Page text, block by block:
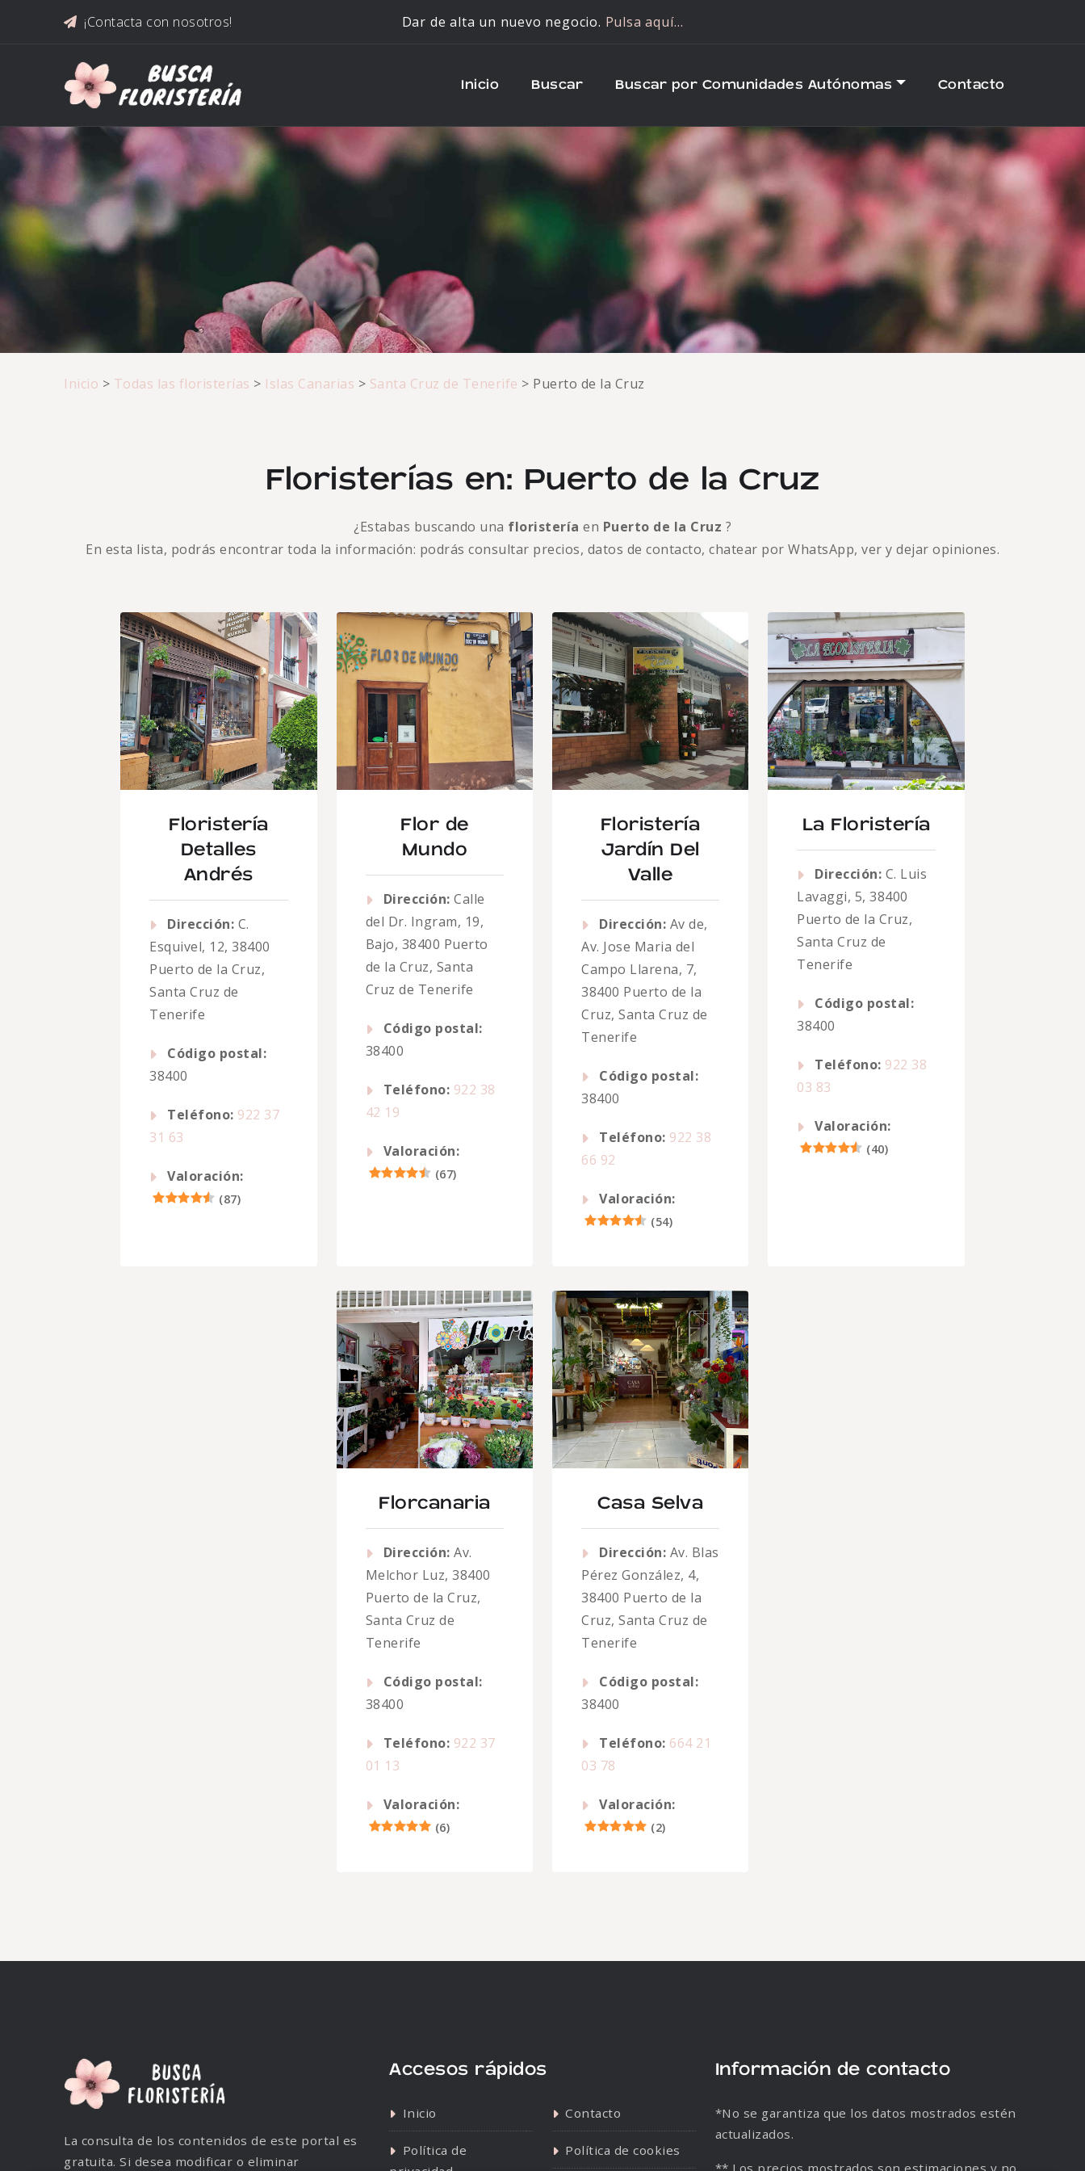
¡Contacta con nosotros! Dar de alta un nuevo negocio. Pulsa aquí…
Inicio Buscar Buscar por Comunidades Autónomas Contacto
Inicio > Todas las floristerías > Islas Canarias > Santa Cruz de Tenerife > Puerto de la Cruz
Floristerías en: Puerto de la Cruz
¿Estabas buscando una floristería en Puerto de la Cruz ?
En esta lista, podrás encontrar toda la información: podrás consultar precios, datos de contacto, chatear por WhatsApp, ver y dejar opiniones.
Floristería
Detalles
Andrés
Dirección: C.
Esquivel, 12, 38400
Puerto de la Cruz,
Santa Cruz de
Tenerife
Código postal:
38400
Teléfono: 922 37
31 63
Valoración:
(87)
Flor de
Mundo
Dirección: Calle
del Dr. Ingram, 19,
Bajo, 38400 Puerto
de la Cruz, Santa
Cruz de Tenerife
Código postal:
38400
Teléfono: 922 38
42 19
Valoración:
(67)
Floristería
Jardín Del
Valle
Dirección: Av de,
Av. Jose Maria del
Campo Llarena, 7,
38400 Puerto de la
Cruz, Santa Cruz de
Tenerife
Código postal:
38400
Teléfono: 922 38
66 92
Valoración:
(54)
La Floristería
Dirección: C. Luis
Lavaggi, 5, 38400
Puerto de la Cruz,
Santa Cruz de
Tenerife
Código postal:
38400
Teléfono: 922 38
03 83
Valoración:
(40)
Florcanaria
Dirección: Av.
Melchor Luz, 38400
Puerto de la Cruz,
Santa Cruz de
Tenerife
Código postal:
38400
Teléfono: 922 37
01 13
Valoración:
(6)
Casa Selva
Dirección: Av. Blas
Pérez González, 4,
38400 Puerto de la
Cruz, Santa Cruz de
Tenerife
Código postal:
38400
Teléfono: 664 21
03 78
Valoración:
(2)
La consulta de los contenidos de este portal es
gratuita. Si desea modificar o eliminar
Accesos rápidos
Inicio Contacto
Política de
Política de cookies
Información de contacto
*No se garantiza que los datos mostrados estén
actualizados.
** Los precios mostrados son estimaciones y no